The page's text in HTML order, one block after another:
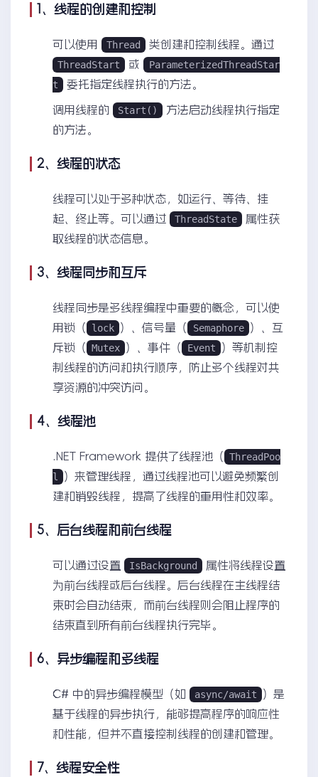
1、线程的创建和控制
可以使用 Thread
类创建和控制线程。通过
ThreadStart
或 ParameterizedThreadStar
t
委托指定线程执行的方法。
调用线程的 Start()
方法启动线程执行指定
的方法。
2、线程的状态
线程可以处于多种状态，如运行、等待、挂
起、终止等。可以通过
ThreadState
属性获
取线程的状态信息。
3、线程同步和互斥
线程同步是多线程编程中重要的概念，可以使
用锁（
lock ）、信号量（ Semaphore ）、互
斥锁（
Mutex ）、事件（ Event ）等机制控
制线程的访问和执行顺序，防止多个线程对共
享资源的冲突访问。
4、线程池
.NET Framework 提供了线程池（
ThreadPoo
l
）来管理线程，通过线程池可以避免频繁创
建和销毁线程，提高了线程的重用性和效率。
5、后台线程和前台线程
可以通过设置 IsBackground
属性将线程设置
为前台线程或后台线程。后台线程在主线程结
束时会自动结束，而前台线程则会阻止程序的
结束直到所有前台线程执行完毕。
6、异步编程和多线程
C# 中的异步编程模型（如 async/await
）是
基于线程的异步执行，能够提高程序的响应性
和性能，但并不直接控制线程的创建和管理。
7、线程安全性